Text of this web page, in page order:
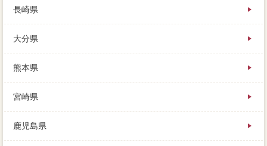
長崎県
大分県
熊本県
宮崎県
鹿児島県